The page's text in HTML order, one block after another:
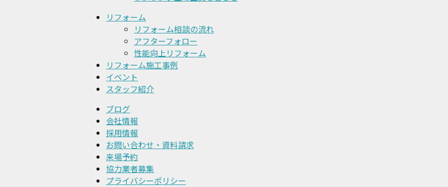
リフォーム
リフォーム相談の流れ
アフターフォロー
性能向上リフォーム
リフォーム施工事例
イベント
スタッフ紹介
ブログ
会社情報
採用情報
お問い合わせ・資料請求
来場予約
協力業者募集
プライバシーポリシー